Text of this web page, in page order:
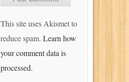
This site uses Akismet to
reduce spam. Learn how
your comment data is
processed.